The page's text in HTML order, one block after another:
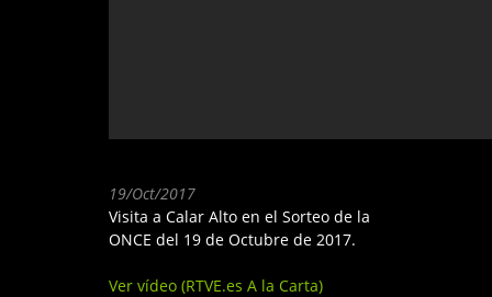
19/Oct/2017
Visita a Calar Alto en el Sorteo de la
ONCE del 19 de Octubre de 2017.
Ver vídeo (RTVE.es A la Carta)